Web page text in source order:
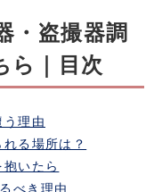
・盗撮器調
ら｜目次
理由
る場所は？
いたら
べき理由